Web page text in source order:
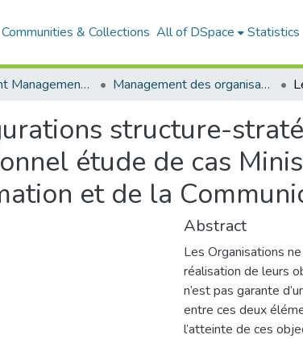
Communities & Collections All of DSpace Statistics
Département Management Des Organisations Management des organisations (MDO)
structure-
étude de cas
et de la
Abstract
Les Organisations
réalisation de leurs
n’est pas garante
entre ces deux
l’atteinte de ces